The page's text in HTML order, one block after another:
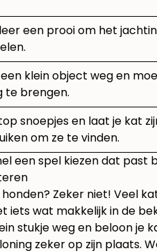
een prooi om het
klein object weg en
te brengen.
snoepjes en laat je kat
om ze te vinden.
een spel kiezen dat past
Zeker niet! Veel
iets wat makkelijk in de
stukje weg en beloon je
zeker op zijn plaats.